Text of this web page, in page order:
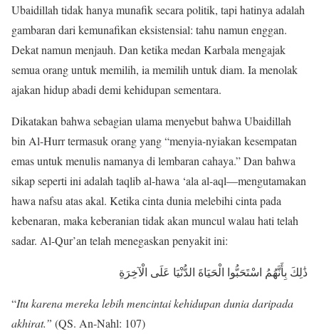
Ubaidillah tidak hanya munafik secara politik, tapi hatinya adalah
gambaran dari kemunafikan eksistensial: tahu namun enggan.
Dekat namun menjauh. Dan ketika medan Karbala mengajak
semua orang untuk memilih, ia memilih untuk diam. Ia menolak
ajakan hidup abadi demi kehidupan sementara.
Dikatakan bahwa sebagian ulama menyebut bahwa Ubaidillah
bin Al-Hurr termasuk orang yang “menyia-nyiakan kesempatan
emas untuk menulis namanya di lembaran cahaya.” Dan bahwa
sikap seperti ini adalah taqlib al-hawa ‘ala al-aql—mengutamakan
hawa nafsu atas akal. Ketika cinta dunia melebihi cinta pada
kebenaran, maka keberanian tidak akan muncul walau hati telah
sadar. Al-Qur’an telah menegaskan penyakit ini:
ذَٰلِكَ بِأَنَّهُمُ اسْتَحَبُّوا الْحَيَاةَ الدُّنْيَا عَلَى الْآخِرَةِ
“Itu karena mereka lebih mencintai kehidupan dunia daripada
akhirat.” (QS. An-Nahl: 107)